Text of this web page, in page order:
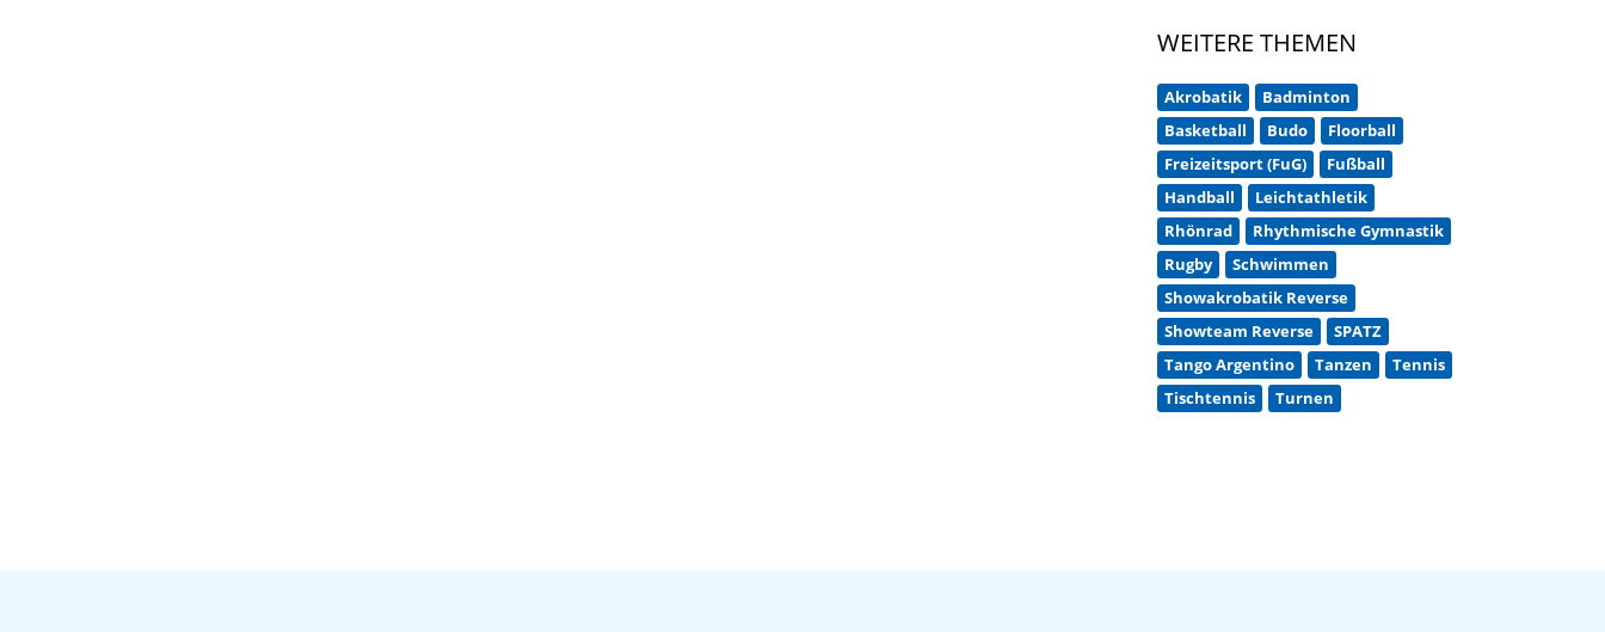
WEITERE THEMEN
Akrobatik
Badminton
Basketball
Budo
Floorball
Freizeitsport (FuG)
Fußball
Handball
Leichtathletik
Rhönrad
Rhythmische Gymnastik
Rugby
Schwimmen
Showakrobatik Reverse
Showteam Reverse
SPATZ
Tango Argentino
Tanzen
Tennis
Tischtennis
Turnen